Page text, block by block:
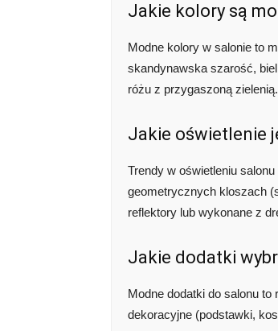
Jakie kolory są
Modne kolory w salonie to
skandynawska szarość,
różu z przygaszoną zielenią.
Jakie oświetlenie
Trendy w oświetleniu
geometrycznych kloszach
reflektory lub wykonane z
Jakie dodatki
Modne dodatki do salonu
dekoracyjne (podstawki,